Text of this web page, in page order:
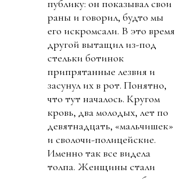
публику: он показывал свои
раны и говорил, будто мы
его искромсали. В это время
другой вытащил из-под
стельки ботинок
припрятанные лезвия и
засунул их в рот. Понятно,
что тут началось. Кругом
кровь, два молодых, лет по
девятнадцать, «мальчишек»
и сволочи-полицейские.
Именно так все видела
толпа. Женщины стали